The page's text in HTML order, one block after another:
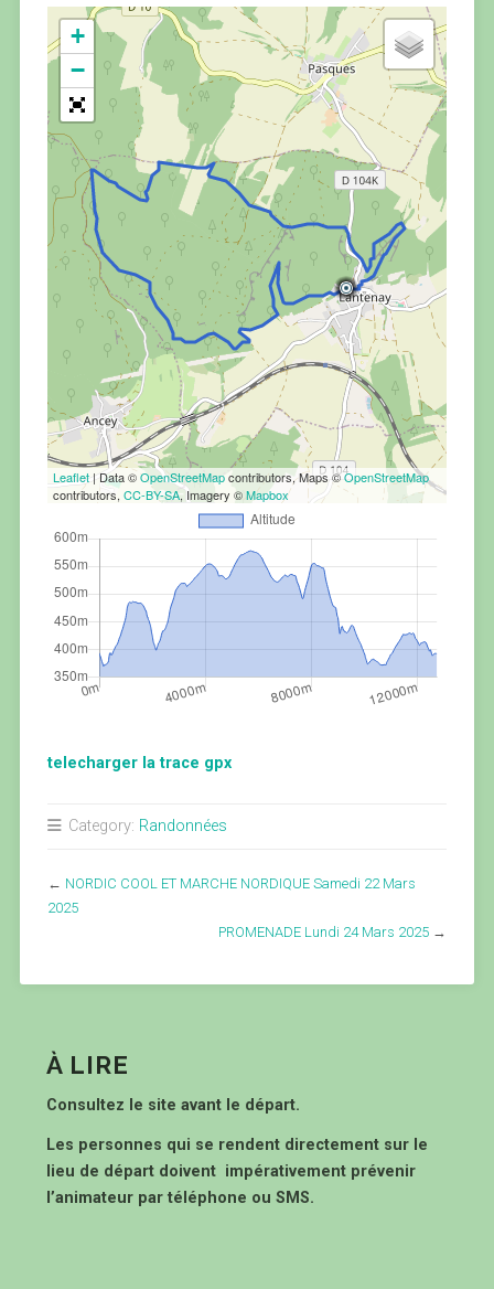
+
−
Leaflet| Data ©OpenStreetMapcontributors, Maps ©OpenStreetMap
contributors, CC-BY-SA, Imagery ©Mapbox
telecharger la trace gpx
Category: Randonnées
← NORDIC COOL ET MARCHE NORDIQUE Samedi 22 Mars
2025
PROMENADE Lundi 24 Mars 2025 →
À LIRE
Consultez le site avant le départ.
Les personnes qui se rendent directement sur le
lieu de départ doivent impérativement prévenir
l’animateur par téléphone ou SMS.